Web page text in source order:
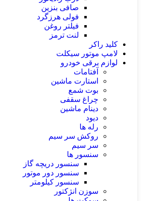
صافی بنزین
فولی هرزگرد
فیلتر روغن
لنت ترمز
کلید راکر
لامپ موتور سیکلت
لوازم برقی خودرو
آفتامات
استارت ماشین
بوت شمع
چراغ سقفی
دینام ماشین
دیود
رله ها
روکش سر سیم
سر سیم
سنسور ها
سنسور دریچه گاز
سنسور دور موتور
سنسور کیلومتر
سوزن انژکتور